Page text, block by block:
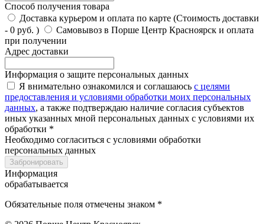
Способ получения товара
Доставка курьером и оплата по карте (Стоимость доставки
- 0 руб. )
Самовывоз в Порше Центр Красноярск и оплата
при получении
Адрес доставки
Информация о защите персональных данных
Я внимательно ознакомился и соглашаюсь с целями
предоставления и условиями обработки моих персональных
данных, а также подтверждаю наличие согласия субъектов
иных указанных мной персональных данных с условиями их
обработки *
Необходимо согласиться с условиями обработки
персональных данных
Забронировать
Информация
обрабатывается
Обязательные поля отмечены знаком *